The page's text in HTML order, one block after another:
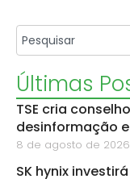
Últimas
TSE cria
desinformação
8 de agosto de 2026
SK hynix